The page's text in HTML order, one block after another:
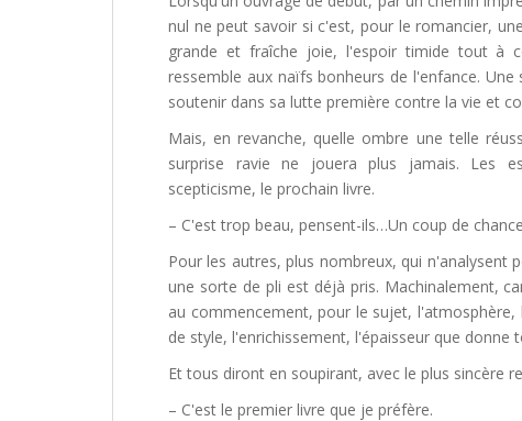
nul ne peut savoir si c'est, pour le romancier,
grande et fraîche joie, l'espoir timide tout à
ressemble aux naïfs bonheurs de l'enfance.
soutenir dans sa lutte première contre la vie et
Mais, en revanche, quelle ombre une telle
surprise ravie ne jouera plus jamais. Les
scepticisme, le prochain livre.
– C'est trop beau, pensent-ils…Un coup de
Pour les autres, plus nombreux, qui n'analysent
une sorte de pli est déjà pris. Machinalement,
au commencement, pour le sujet,
de style, l'enrichissement, l'épaisseur que donne
Et tous diront en soupirant, avec le plus sincère
– C'est le premier livre que je préfère.